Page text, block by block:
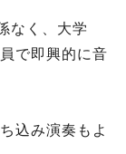
なく、大学
で即興的に音
込み演奏もよ